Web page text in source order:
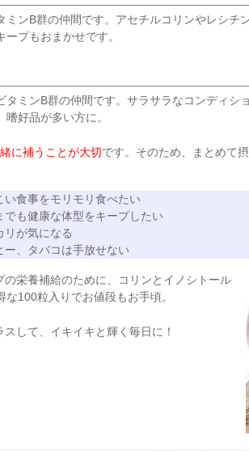
ミンB群の仲間です。アセチルコリンやレシチ
プもおまかせです。
タミンB群の仲間です。サラサラなコンディシ
好品が多い方に。
に補うことが大切です。そのため、まとめて
い食事をモリモリ食べたい
でも健康な体型をキープしたい
リが気になる
ー、タバコは手放せない
栄養補給のために、コリンとイノシトール
100粒入りでお値段もお手頃。
して、イキイキと輝く毎日に！